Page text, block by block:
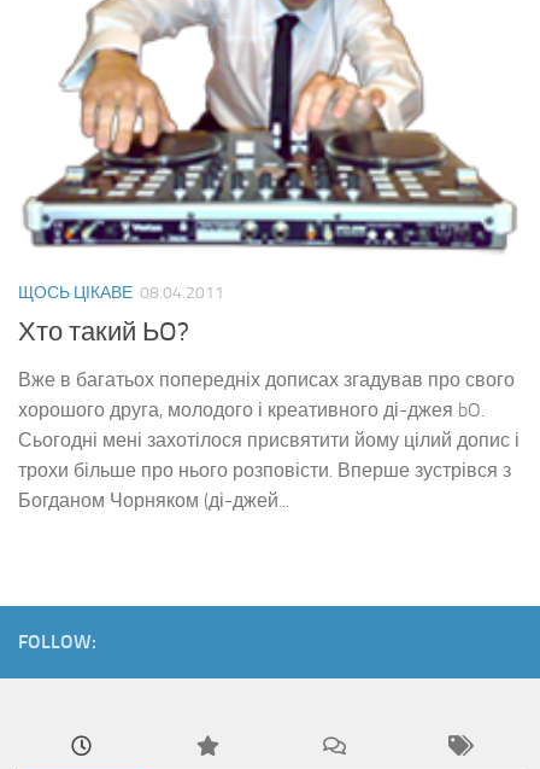
ЩОСЬ ЦІКАВЕ 08.04.2011
Хто такий ЬO?
Вже в багатьох попередніх дописах згадував про свого
хорошого друга, молодого і креативного ді-джея bO.
Сьогодні мені захотілося присвятити йому цілий допис і
трохи більше про нього розповісти. Вперше зустрівся з
Богданом Чорняком (ді-джей...
FOLLOW: